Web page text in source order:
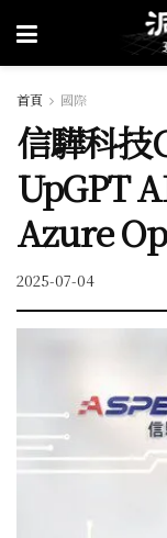
首頁 國際
信驊科
UpGPT
Azure
2025-07-04